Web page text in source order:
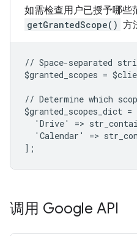
如需检查用户已授予哪些
getGrantedScope() 方
// Space-separated
$granted_scopes =
// Determine which
$granted_scopes_dict =
'Drive' =>
'Calendar' =>
];
调用 Google API